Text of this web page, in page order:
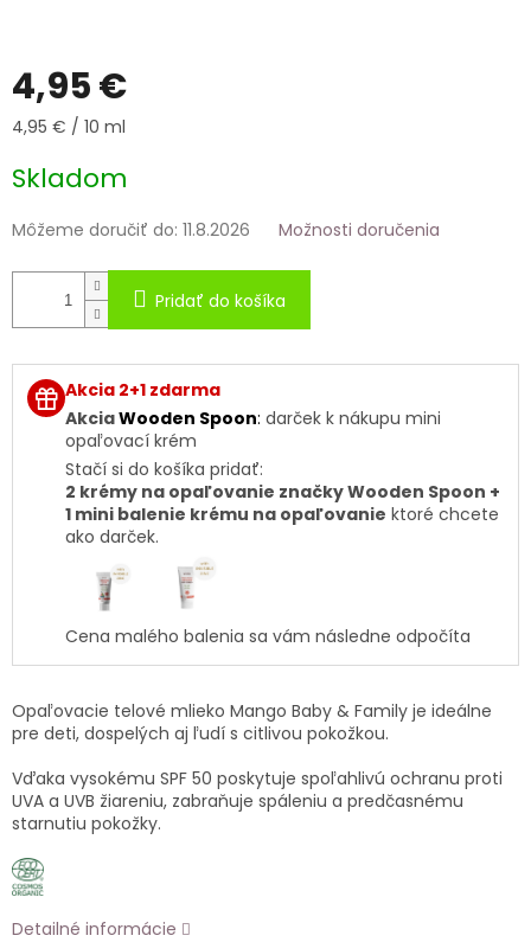
4,95 €
Jednotková
4,95 € / 10 ml
Skladom
Môžeme doručiť do: 11.8.2026 Možnosti doručenia
Pridať do košíka
Akcia 2+1 zdarma
AkciaWooden Spoon: darček k nákupu mini
opaľovací krém
Stačí si do košíka pridať:
2 krémy na opaľovanie značky Wooden Spoon +
1 mini balenie krému na opaľovanie ktoré chcete
ako darček.
Cena malého balenia sa vám následne odpočíta
Opaľovacie telové mlieko Mango Baby & Family je ideálne
pre deti, dospelých aj ľudí s citlivou pokožkou.
Vďaka vysokému SPF 50 poskytuje spoľahlivú ochranu proti
UVA a UVB žiareniu, zabraňuje spáleniu a predčasnému
starnutiu pokožky.
Detailné informácie